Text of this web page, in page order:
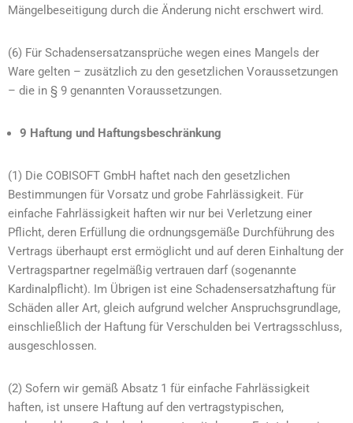
Mängelbeseitigung durch die Änderung nicht erschwert wird.
(6) Für Schadensersatzansprüche wegen eines Mangels der
Ware gelten – zusätzlich zu den gesetzlichen Voraussetzungen
– die in § 9 genannten Voraussetzungen.
9 Haftung und Haftungsbeschränkung
(1) Die COBISOFT GmbH haftet nach den gesetzlichen
Bestimmungen für Vorsatz und grobe Fahrlässigkeit. Für
einfache Fahrlässigkeit haften wir nur bei Verletzung einer
Pflicht, deren Erfüllung die ordnungsgemäße Durchführung des
Vertrags überhaupt erst ermöglicht und auf deren Einhaltung der
Vertragspartner regelmäßig vertrauen darf (sogenannte
Kardinalpflicht). Im Übrigen ist eine Schadensersatzhaftung für
Schäden aller Art, gleich aufgrund welcher Anspruchsgrundlage,
einschließlich der Haftung für Verschulden bei Vertragsschluss,
ausgeschlossen.
(2) Sofern wir gemäß Absatz 1 für einfache Fahrlässigkeit
haften, ist unsere Haftung auf den vertragstypischen,